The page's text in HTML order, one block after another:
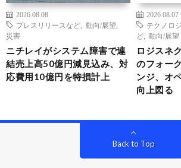
2026.08.08
プレスリリースなど
動向/展望
災害
ニチレイがシステム障害で連
結売上高50億円減見込み、対
応費用10億円を特損計上
2026.08.07
テクノロ
ど
動向/展望
ロジスネ
のフォー
ンジ、オ
向上図る
Back to Top